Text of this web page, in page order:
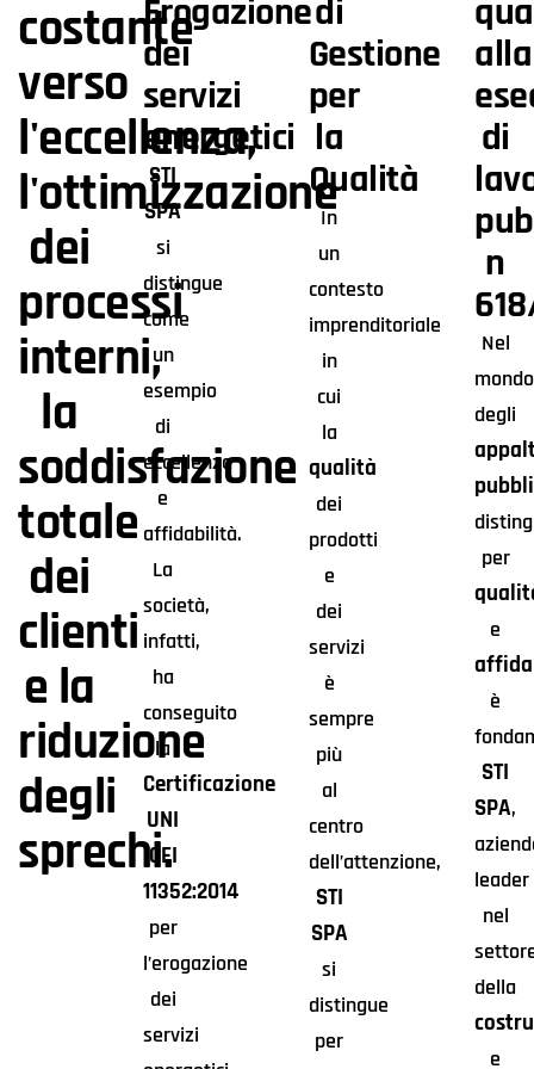
costante
verso
l'eccellenza,
l'ottimizzazione
dei
processi
interni,
la
soddisfazione
totale
dei
clienti
e la
riduzione
degli
sprechi.
Erogazione
dei
servizi
energetici
STI
SPA
si
distingue
come
un
esempio
di
eccellenza
e
affidabilità.
La
società,
infatti,
ha
conseguito
la
Certificazione
UNI
CEI
11352:2014
per
l’erogazione
dei
servizi
di
Gestione
per
la
Qualità
In
un
contesto
imprenditoriale
in
cui
la
qualità
dei
prodotti
e
dei
servizi
è
sempre
più
al
centro
dell’attenzione,
STI
SPA
si
distingue
per
alla
di
n
Nel
mondo
degli
per
e
è
STI
SPA,
leader
nel
della
e